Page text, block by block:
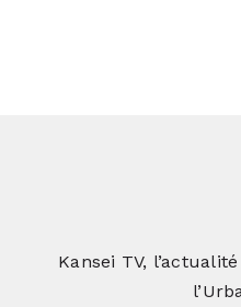
Kansei TV,